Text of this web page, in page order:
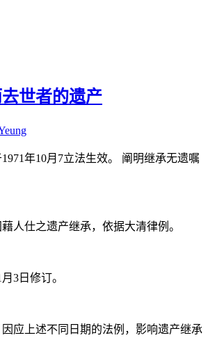
世者的遗产
年10月7立法生效。 阐明继承无遗嘱
人仕之遗产继承，依据大清律例。
3日修订。
应上述不同日期的法例，影响遗产继承